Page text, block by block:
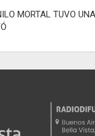
a MORTAL TUVO